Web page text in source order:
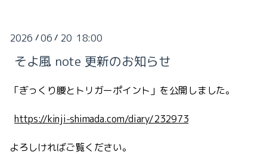
2026 /06 / 20 18:00
そよ風 note 更新のお知らせ
「ぎっくり腰とトリガーポイント」を公開しました。
https://kinji-shimada.com/diary/232973
よろしければご覧ください。